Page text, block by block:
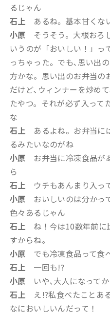
るじゃん
石上 あるね。基本甘くな
小原 そうそう。大根おろ
いうのが「おいしい！」っ
っちゃった。でも､思い出
方かな。思い出のお弁当の
だけど､ウィンナーを炒め
たやつ。それが必ず入って
な
石上 あるよね。お弁当に
るみたいなのがね
小原 お弁当に冷凍食品が
ら
石上 ウチもあんまり入っ
小原 おいしいのは分かっ
色々あるじゃん
石上 ね！今は10数年前に
すからね。
小原 でも冷凍食品って食
石上 一回も!?
小原 いや､大人になってか
石上 え!?私食べたことあ
なにおいしいんだって！